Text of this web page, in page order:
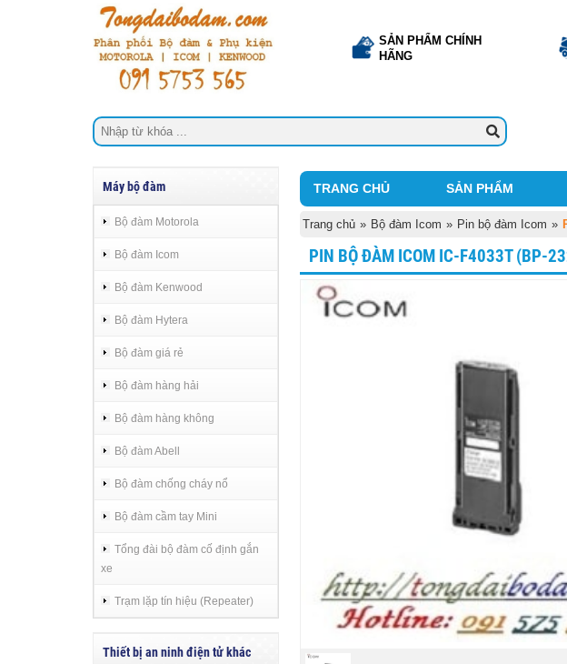
SẢN PHẨM CHÍNH
HÃNG
Máy bộ đàm
Bộ đàm Motorola
Bộ đàm Icom
Bộ đàm Kenwood
Bộ đàm Hytera
Bộ đàm giá rẻ
Bộ đàm hàng hải
Bộ đàm hàng không
Bộ đàm Abell
Bộ đàm chống cháy nổ
Bộ đàm cầm tay Mini
Tổng đài bộ đàm cố định gắn
xe
Trạm lặp tín hiệu (Repeater)
Thiết bị an ninh điện tử khác
TRANG CHỦ SẢN PHẨM
Trang chủ » Bộ đàm Icom » Pin bộ đàm Icom »
PIN BỘ ĐÀM ICOM IC-F4033T (BP-